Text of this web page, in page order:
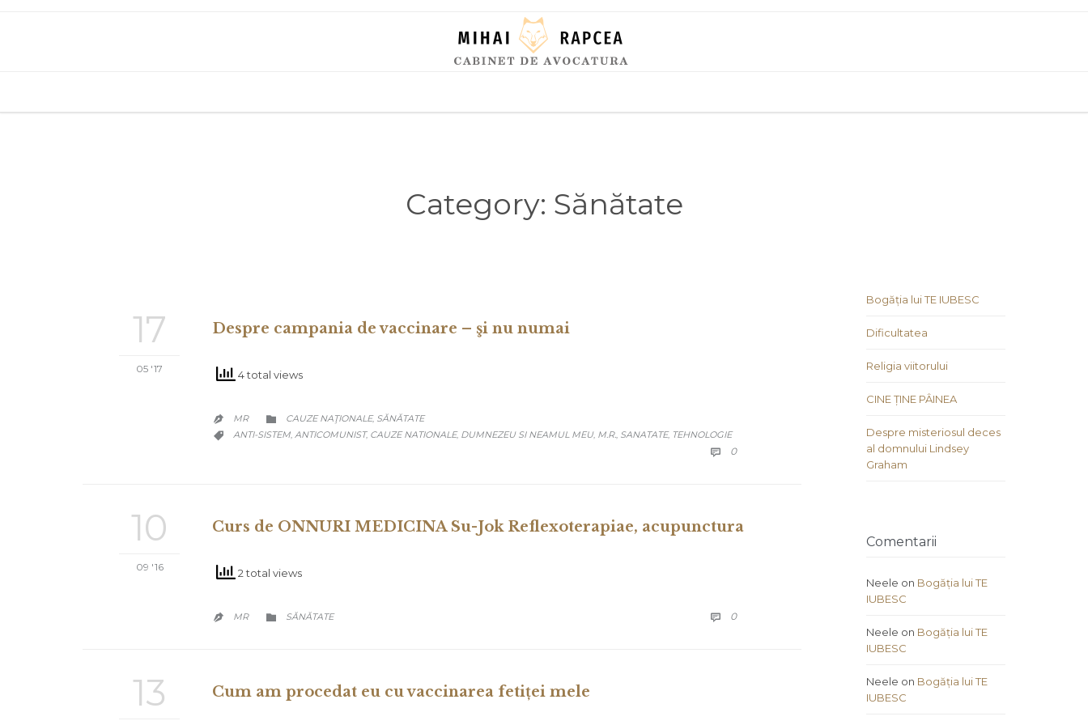
content
Category: Sănătate
17
05 '17
Despre campania de vaccinare – şi nu numai
4 total views
 MR  CATEGORY
CAUZE NAŢIONALE, SĂNĂTATE
 CATEGORY
ANTI-SISTEM, ANTICOMUNIST, CAUZE NATIONALE, DUMNEZEU SI NEAMUL MEU, M.R., SANATATE, TEHNOLOGIE
 0COMMENTS
10
09 '16
Curs de ONNURI MEDICINA Su-Jok Reflexoterapiae, acupunctura
2 total views
 MR  CATEGORY
SĂNĂTATE  0COMMENTS
13 Cum am procedat eu cu vaccinarea fetiței mele
Bogăția lui TE IUBESC
Dificultatea
Religia viitorului
CINE ȚINE PÂINEA
Despre misteriosul deces
al domnului Lindsey
Graham
Comentarii
Neele on Bogăția lui TE
IUBESC
Neele on Bogăția lui TE
IUBESC
Neele on Bogăția lui TE
IUBESC